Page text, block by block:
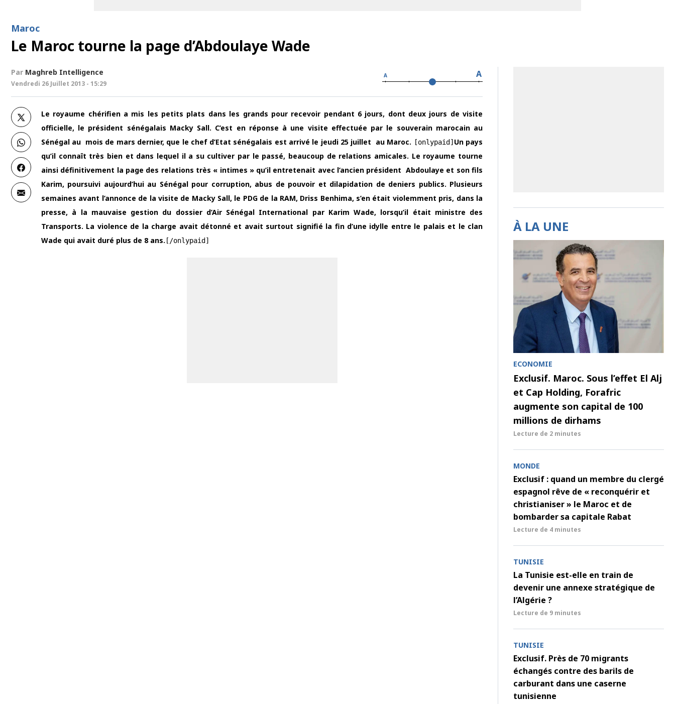
Maroc
Le Maroc tourne la page d’Abdoulaye Wade
Par Maghreb Intelligence
Vendredi 26 Juillet 2013 - 15:29
A A
Le royaume chérifien a mis les petits plats dans les grands pour recevoir pendant 6 jours, dont deux jours de visite
officielle, le président sénégalais Macky Sall. C’est en réponse à une visite effectuée par le souverain marocain au
Sénégal au mois de mars dernier, que le chef d’Etat sénégalais est arrivé le jeudi 25 juillet au Maroc.
[onlypaid] Un pays
qu’il connaît très bien et dans lequel il a su cultiver par le passé, beaucoup de relations amicales. Le royaume tourne
ainsi définitivement la page des relations très « intimes » qu’il entretenait avec l’ancien président Abdoulaye et son fils
Karim, poursuivi aujourd’hui au Sénégal pour corruption, abus de pouvoir et dilapidation de deniers publics. Plusieurs
semaines avant l’annonce de la visite de Macky Sall, le PDG de la RAM, Driss Benhima, s’en était violemment pris, dans la
presse, à la mauvaise gestion du dossier d’Air Sénégal International par Karim Wade, lorsqu’il était ministre des
Transports. La violence de la charge avait détonné et avait surtout signifié la fin d’une idylle entre le palais et le clan
Wade qui avait duré plus de 8 ans. [/onlypaid]
À LA UNE
ECONOMIE
Exclusif. Maroc. Sous l’effet El Alj
et Cap Holding, Forafric
augmente son capital de 100
millions de dirhams
Lecture de 2 minutes
MONDE
Exclusif : quand un membre du clergé
espagnol rêve de « reconquérir et
christianiser » le Maroc et de
bombarder sa capitale Rabat
Lecture de 4 minutes
TUNISIE
La Tunisie est-elle en train de
devenir une annexe stratégique de
l’Algérie ?
Lecture de 9 minutes
TUNISIE
Exclusif. Près de 70 migrants
échangés contre des barils de
carburant dans une caserne
tunisienne